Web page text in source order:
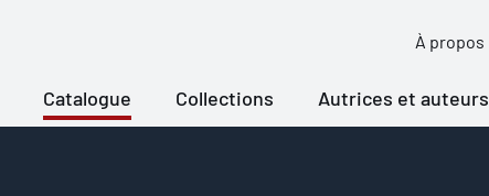
À propos
Catalogue Collections Autrices et auteurs